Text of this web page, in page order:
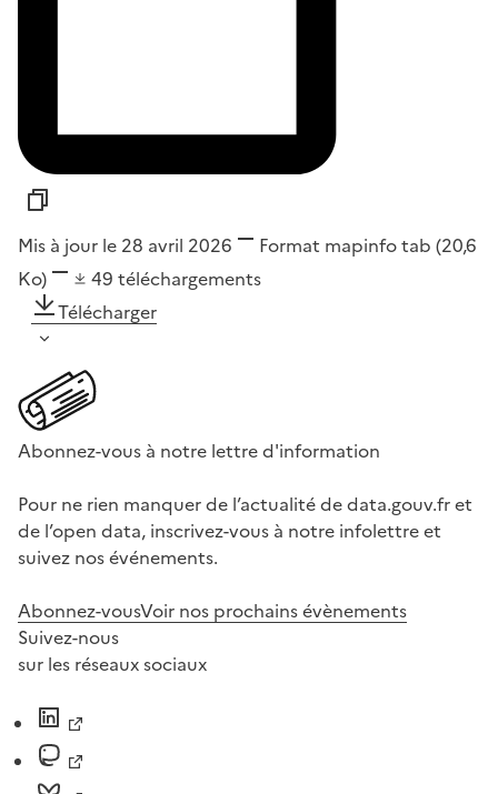
Mis à jour le 28 avril 2026 Format mapinfo tab (20,6
Ko)
49 téléchargements
Télécharger
Abonnez-vous à notre lettre d'information
Pour ne rien manquer de l’actualité de data.gouv.fr et
de l’open data, inscrivez-vous à notre infolettre et
suivez nos événements.
Abonnez-vousVoir nos prochains évènements
Suivez-nous
sur les réseaux sociaux